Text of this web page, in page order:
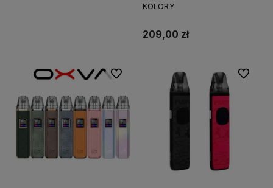
KOLORY
209,00 zł
Do ulubionych Do